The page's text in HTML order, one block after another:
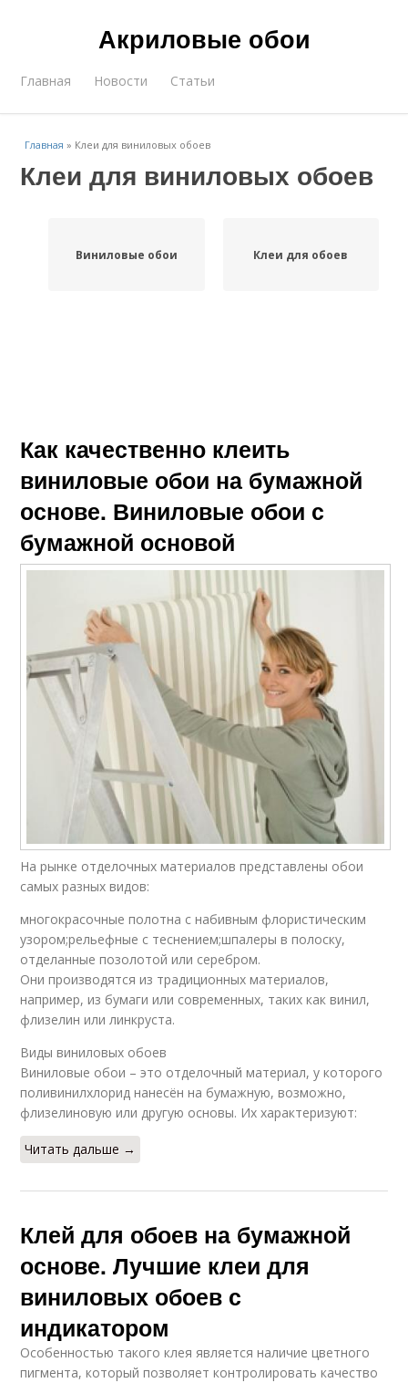
Акриловые обои
Главная Новости Статьи
Главная » Клеи для виниловых обоев
Клеи для виниловых обоев
Виниловые обои Клеи для обоев
Как качественно клеить
виниловые обои на бумажной
основе. Виниловые обои с
бумажной основой
На рынке отделочных материалов представлены обои
самых разных видов:
многокрасочные полотна с набивным флористическим
узором;рельефные с теснением;шпалеры в полоску,
отделанные позолотой или серебром.
Они производятся из традиционных материалов,
например, из бумаги или современных, таких как винил,
флизелин или линкруста.
Виды виниловых обоев
Виниловые обои – это отделочный материал, у которого
поливинилхлорид нанесён на бумажную, возможно,
флизелиновую или другую основы. Их характеризуют:
Читать дальше →
Клей для обоев на бумажной
основе. Лучшие клеи для
виниловых обоев с
индикатором
Особенностью такого клея является наличие цветного
пигмента, который позволяет контролировать качество